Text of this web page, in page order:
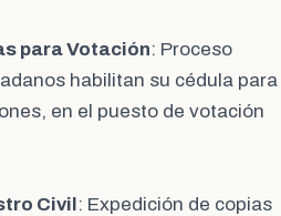
para Votación: Proceso
habilitan su cédula para
en el puesto de votación
Civil : Expedición de copias